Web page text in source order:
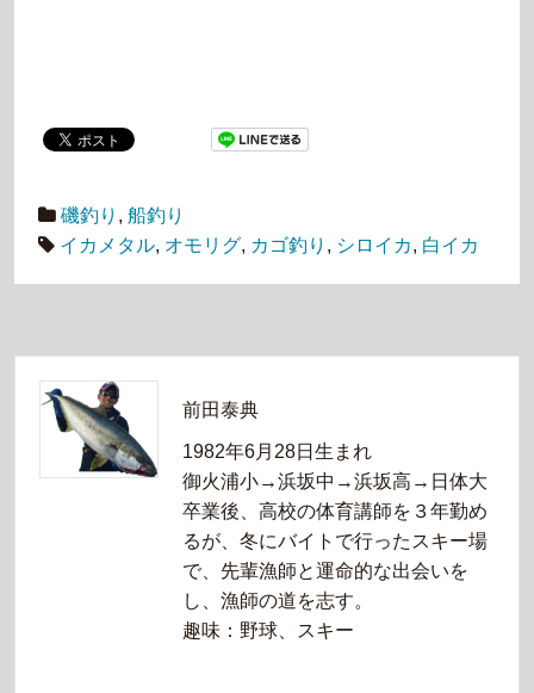
磯釣り , 船釣り
イカメタル, オモリグ, カゴ釣り , シロイカ, 白イカ
前田泰典
1982年6月28日生まれ
御火浦小→浜坂中→浜坂高→日体大
卒業後、高校の体育講師を３年勤め
るが、冬にバイトで行ったスキー場
で、先輩漁師と運命的な出会いを
し、漁師の道を志す。
趣味：野球、スキー